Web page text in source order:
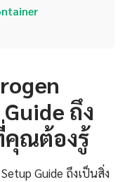
ถึง
ณต้องรู้
Guide ถึงเป็นสิ่ง